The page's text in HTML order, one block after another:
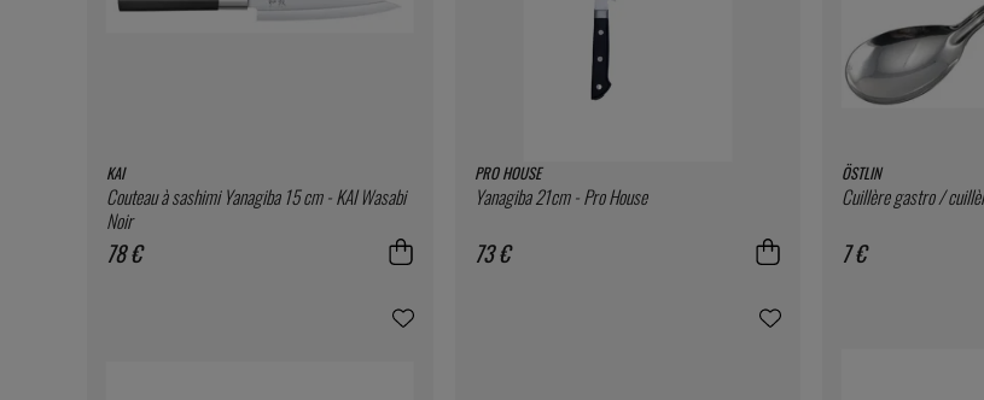
KAI
Couteau à sashimi Yanagiba 15 cm - KAI Wasabi
Noir
78 €
PRO HOUSE
Yanagiba 21cm - Pro House
73 €
ÖSTLIN
Cuillère gastro /
7 €